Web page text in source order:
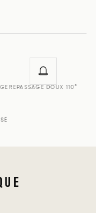
REPASSAGE DOUX 110°